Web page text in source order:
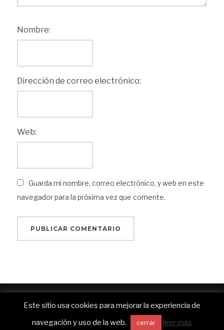
Nombre:
Dirección de correo electrónico:
Web:
Guarda mi nombre, correo electrónico, y web en este
navegador para la próxima vez que comente.
Funciona con WordPress
Inspiro WordPress Theme porWPZOOM
Este sitio usa cookies para mejorar la experiencia de
navegación y uso de la web.
cerrar leer más